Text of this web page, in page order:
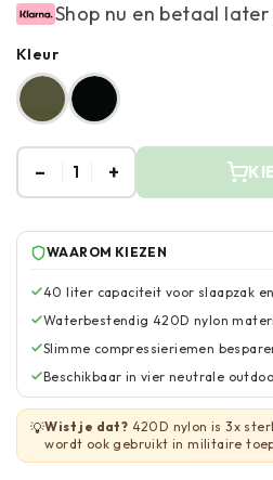
Shop nu en betaal
Kleur
– 1 +
WAAROM KIEZEN
40 liter capaciteit voor slaapzak
Waterbestendig 420D nylon
Slimme compressieriemen
Beschikbaar in vier neutrale
💡Wist je dat? 420D nylon is 3x
wordt ook gebruikt in militaire